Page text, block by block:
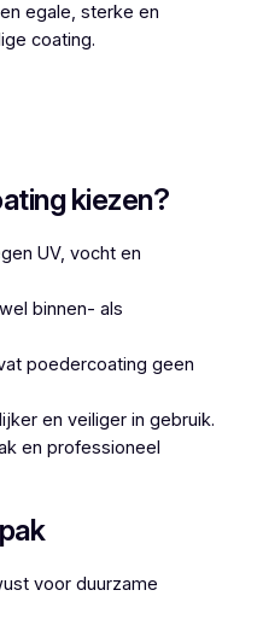
egale, sterke en
coating.
kiezen?
UV, vocht en
binnen- als
poedercoating geen
en veiliger in gebruik.
en professioneel
voor duurzame